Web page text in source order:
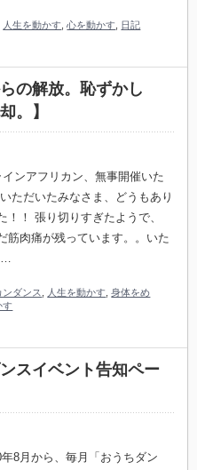
人生を動かす ,心を動かす 日記
の解放。恥ずかし
。】
ンアフリカン、無事開催いた
ただいたみなさま、どうもあり
！！ 張り切りすぎたようで、
筋肉痛が残っています。。いた
…
ンダンス 人生を動かす ,身体をめ
す
スイベント告知ペー
8月から、毎月「おうちダン